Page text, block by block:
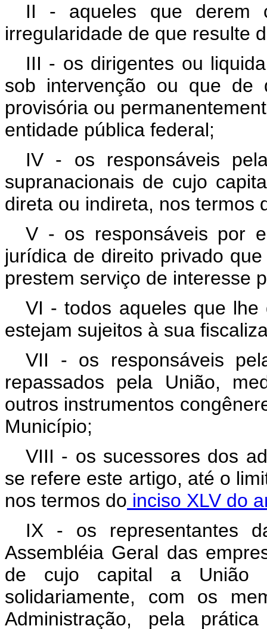
II - aqueles que derem
irregularidade de que resulte
III - os dirigentes ou
sob intervenção ou que de
provisória ou
entidade pública federal;
IV - os responsáveis
supranacionais de cujo
direta ou indireta, nos termos
V - os responsáveis por
jurídica de direito privado
prestem serviço de interesse
VI - todos aqueles que
estejam sujeitos à sua
VII - os responsáveis
repassados pela União,
outros instrumentos
Município;
VIII - os sucessores dos
se refere este artigo, até o
nos termos do inciso XLV do
IX - os representantes
Assembléia Geral das
de cujo capital a União
solidariamente, com os
Administração, pela